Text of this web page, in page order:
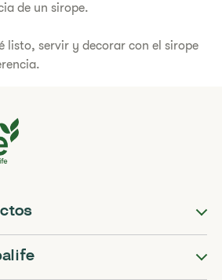
de un sirope.
listo, servir y decorar con el sirope